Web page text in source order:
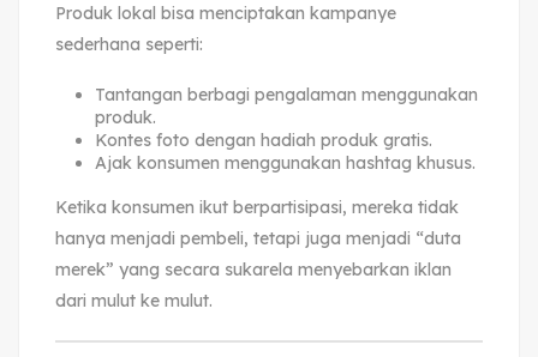
Produk lokal bisa menciptakan kampanye
sederhana seperti:
Tantangan berbagi pengalaman menggunakan
produk.
Kontes foto dengan hadiah produk gratis.
Ajak konsumen menggunakan hashtag khusus.
Ketika konsumen ikut berpartisipasi, mereka tidak
hanya menjadi pembeli, tetapi juga menjadi “duta
merek” yang secara sukarela menyebarkan iklan
dari mulut ke mulut.